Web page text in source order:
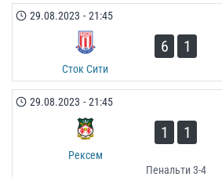
29.08.2023 - 21:45
Сток Сити
6 1
29.08.2023 - 21:45
Рексем
1 1
Пенальти 3-4